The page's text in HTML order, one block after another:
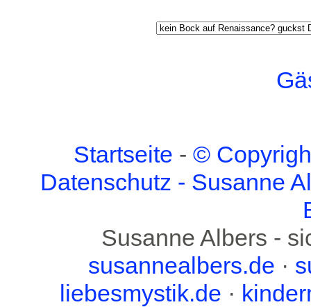
Startseite - © Copyri
Datenschutz - Susanne A
Susanne Albers - si
susannealbers.de · s
liebesmystik.de · kinde